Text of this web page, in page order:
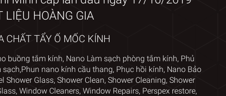
HOÀNG GIA
CHẤT TẨY Ố MỐC KÍNH
buồng tắm kính, Nano Làm sạch phòng tắm kính, Phủ
sạch,Phun nano kính cầu thang, Phục hồi kính, Nano Bảo
Shower Glass, Shower Clean, Shower Cleaning, Shower
, Window Cleaners, Window Repairs, Perspex restore,